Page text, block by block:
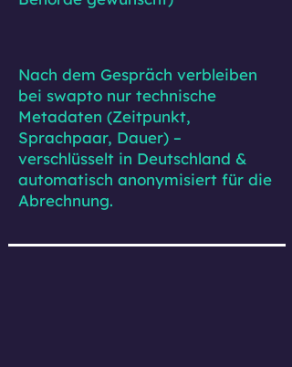
Nach dem Gespräch verbleiben
bei swapto nur technische
Metadaten (Zeitpunkt,
Sprachpaar, Dauer) –
verschlüsselt in Deutschland &
automatisch anonymisiert für die
Abrechnung.